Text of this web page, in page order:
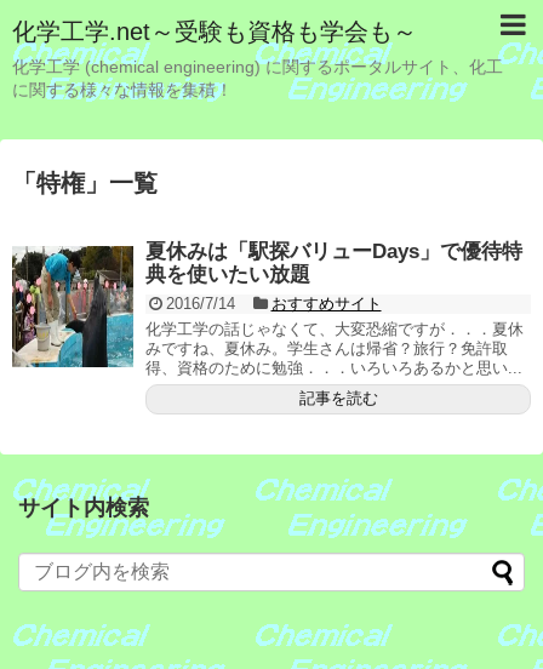
化学工学.net～受験も資格も学会も～
化学工学 (chemical engineering) に関するポータルサイト、化工
に関する様々な情報を集積！
「 特権」 一覧
夏休みは「駅探バリューDays」で優待特
典を使いたい放題
2016/7/14
おすすめサイト
化学工学の話じゃなくて、大変恐縮ですが．．．夏休
みですね、夏休み。学生さんは帰省？旅行？免許取
得、資格のために勉強．．．いろいろあるかと思い...
記事を読む
サイト内検索